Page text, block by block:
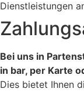
Dienstleistungen
Bei uns in
in bar, per Karte
Dies bietet Ihnen